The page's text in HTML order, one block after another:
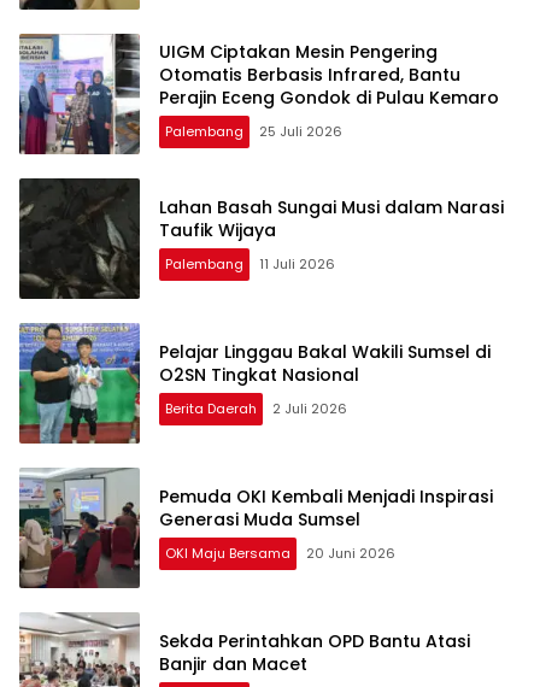
UIGM Ciptakan Mesin Pengering
Otomatis Berbasis Infrared, Bantu
Perajin Eceng Gondok di Pulau Kemaro
Palembang 25 Juli 2026
Lahan Basah Sungai Musi dalam Narasi
Taufik Wijaya
Palembang 11 Juli 2026
Pelajar Linggau Bakal Wakili Sumsel di
O2SN Tingkat Nasional
Berita Daerah 2 Juli 2026
Pemuda OKI Kembali Menjadi Inspirasi
Generasi Muda Sumsel
OKI Maju Bersama 20 Juni 2026
Sekda Perintahkan OPD Bantu Atasi
Banjir dan Macet